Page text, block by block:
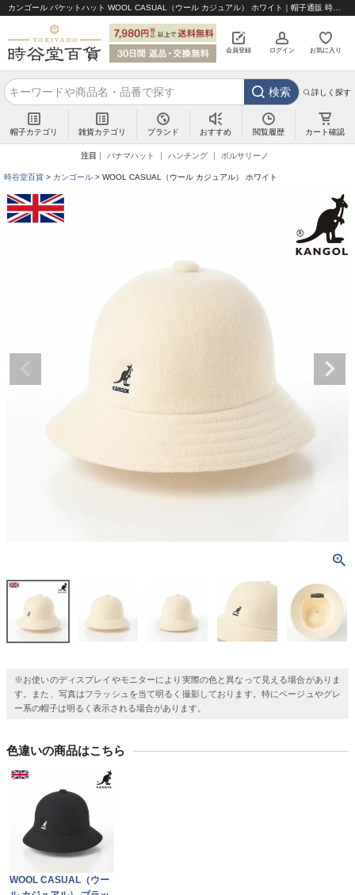
会員登録 ログイン お気に入り
検索 詳しく探す
帽子カテゴリ 雑貨カテゴリ ブランド おすすめ 閲覧履歴 カート確認
注目 パナマハット ハンチング ボルサリーノ
時谷堂百貨 カンゴール WOOL CASUAL（ウール カジュアル） ホワイト
※お使いのディスプレイやモニターにより実際の色と異なって見える場合がありま
す。また、写真はフラッシュを当て明るく撮影しております。特にベージュやグレ
ー系の帽子は明るく表示される場合があります。
色違いの商品はこちら
WOOL CASUAL（ウー